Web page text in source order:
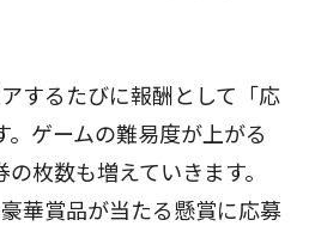
するたびに報酬として「応
ゲームの難易度が上がる
枚数も増えていきます。
華賞品が当たる懸賞に応募